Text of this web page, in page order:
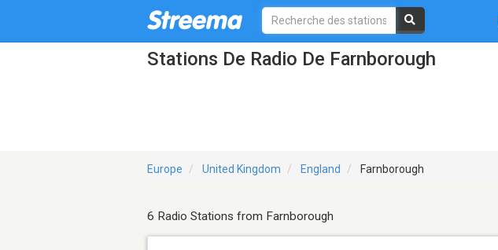
Stations De Radio De Farnborough
Europe United Kingdom England Farnborough
6 Radio Stations from Farnborough